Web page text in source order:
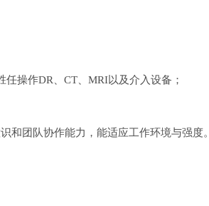
操作DR、CT、MRI以及介入设备；
和团队协作能力，能适应工作环境与强度。